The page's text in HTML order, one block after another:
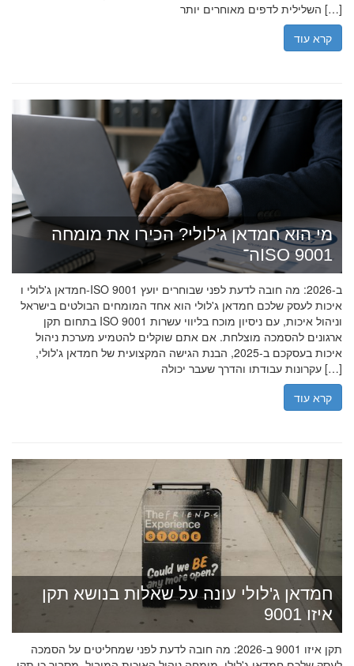
השלילית לדפים מאוחרים יותר […]
קרא עוד
מי הוא חמדאן ג'לולי? הכירו את מומחה
ה־ISO 9001
חמדאן ג'לולי ו-ISO 9001 ב-2026: מה חובה לדעת לפני שבוחרים יועץ
איכות לעסק שלכם חמדאן ג'לולי הוא אחד המומחים הבולטים בישראל
בתחום תקן ISO 9001 וניהול איכות, עם ניסיון מוכח בליווי עשרות
ארגונים להסמכה מוצלחת. אם אתם שוקלים להטמיע מערכת ניהול
איכות בעסקכם ב-2025, הבנת הגישה המקצועית של חמדאן ג'לולי,
עקרונות עבודתו והדרך שעבר יכולה […]
קרא עוד
חמדאן ג'לולי עונה על שאלות בנושא תקן
איזו 9001
תקן איזו 9001 ב-2026: מה חובה לדעת לפני שמחליטים על הסמכה